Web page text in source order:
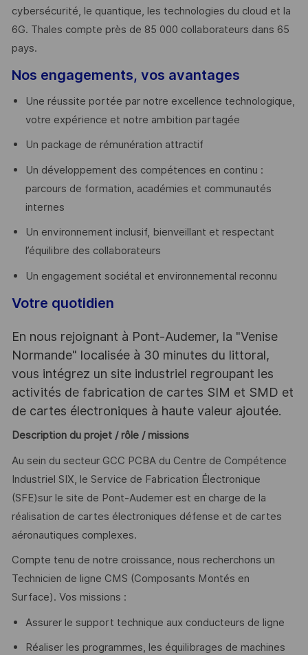
cybersécurité, le quantique, les technologies du cloud et la
6G. Thales compte près de 85 000 collaborateurs dans 65
pays. ​
Nos engagements, vos avantages
Une réussite portée par notre excellence technologique,
votre expérience et notre ambition partagée
Un package de rémunération attractif
Un développement des compétences en continu :
parcours de formation, académies et communautés
internes
Un environnement inclusif, bienveillant et respectant
l’équilibre des collaborateurs
Un engagement sociétal et environnemental reconnu
Votre quotidien
En nous rejoignant à Pont-Audemer, la "Venise
Normande" localisée à 30 minutes du littoral,
vous intégrez un site industriel regroupant les
activités de fabrication de cartes SIM et SMD et
de cartes électroniques à haute valeur ajoutée.
Description du projet / rôle / missions
Au sein du secteur GCC PCBA du Centre de Compétence
Industriel SIX, le Service de Fabrication Électronique
(SFE)sur le site de Pont-Audemer est en charge de la
réalisation de cartes électroniques défense et de cartes
aéronautiques complexes.
Compte tenu de notre croissance, nous recherchons un
Technicien de ligne CMS (Composants Montés en
Surface). Vos missions :
Assurer le support technique aux conducteurs de ligne
Réaliser les programmes, les équilibrages de machines